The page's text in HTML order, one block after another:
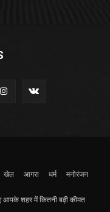
खेल आगरा धर्म
मनोरंजन
आपके शहर में कितनी बढ़ी कीमत